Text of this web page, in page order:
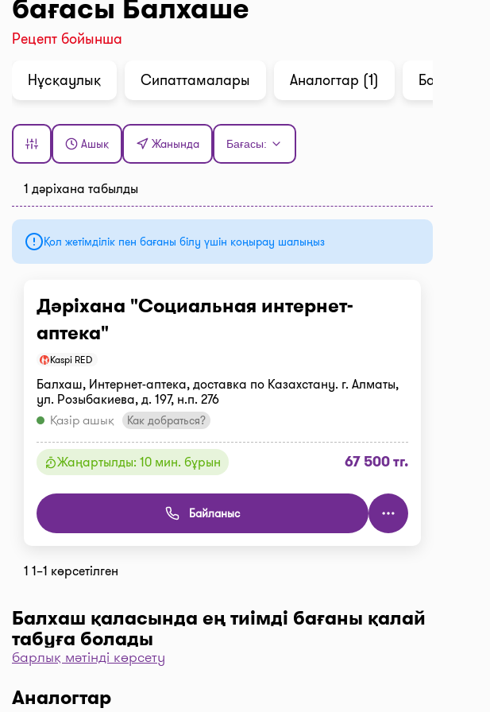
бағасы Балхаше
Рецепт бойынша
Нұсқаулық
Сипаттамалары Аналогтар (1) Баға тарихы
Ашық Жанында Бағасы:
1 дәріхана табылды
Қол жетімділік пен бағаны білу үшін қоңырау шалыңыз
Дәріхана "Социальная интернет-
аптека"
Kaspi RED
Балхаш, Интернет-аптека, доставка по Казахстану. г. Алматы,
ул. Розыбакиева, д. 197, н.п. 276
Қазір ашық
Как добраться?
Жаңартылды: 10 мин. бұрын 67 500 тг.
Байланыс
1 1–1 көрсетілген
Балхаш қаласында ең тиімді бағаны қалай
табуға болады
Дәріханаларды баға бойынша іріктеу үшін “Сүзгі” түймесін,
одан әрі “Бағасы бойынша, 1… бастап …” және “Таңдау” деген
барлық мәтінді көрсету
Аналогтар